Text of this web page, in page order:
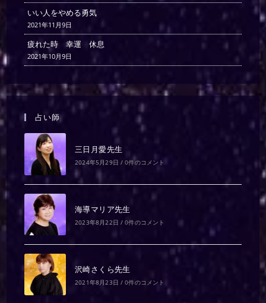
いい人をやめる勇気
2021年11月9日
疲れた時 幸運 休息
2021年10月9日
占い師
三日月愛先生
2024年5月29日 / 0件のコメント
海導マリア先生
2023年8月22日 / 0件のコメント
沢崎さくら先生
2021年8月23日 / 0件のコメント